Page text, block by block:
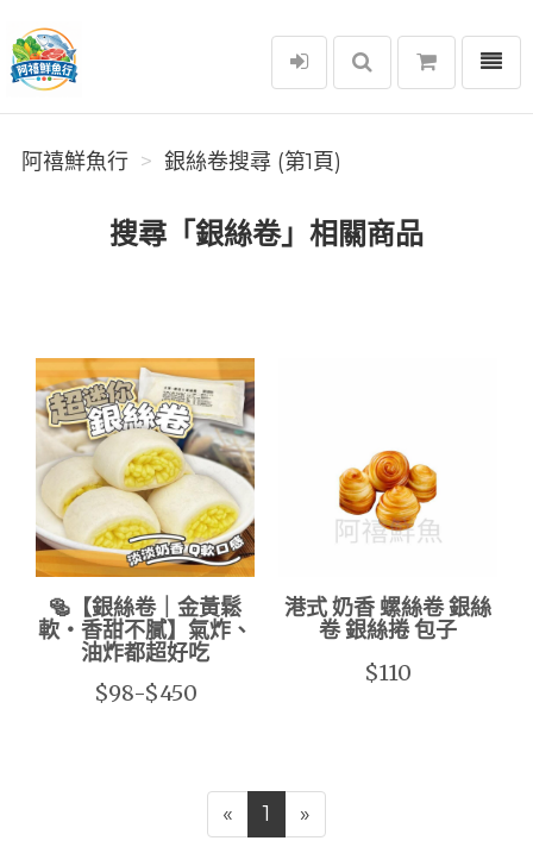
阿禧鮮魚行
選單
阿禧鮮魚行 銀絲卷搜尋 (第1頁)
搜尋「銀絲卷」相關商品
🥯【銀絲卷｜金黃鬆
軟・香甜不膩】氣炸、
油炸都超好吃
$98-$450
港式 奶香 螺絲卷 銀絲
卷 銀絲捲 包子
$110
« 1 »